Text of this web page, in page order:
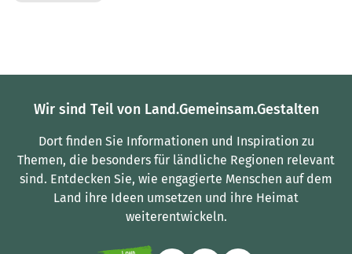
Wir sind Teil von Land.Gemeinsam.Gestalten
Dort finden Sie Informationen und Inspiration zu
Themen, die besonders für ländliche Regionen relevant
sind. Entdecken Sie, wie engagierte Menschen auf dem
Land ihre Ideen umsetzen und ihre Heimat
weiterentwickeln.